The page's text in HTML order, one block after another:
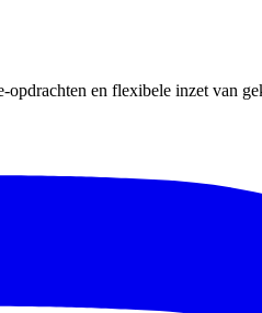
en flexibele inzet van